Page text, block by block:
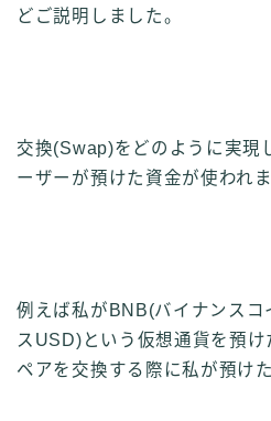
どご説明しました。
交換(Swap)をどのように実現
ーザーが預けた資金が使われま
例えば私がBNB(バイナンス
スUSD)という仮想通貨を預
ペアを交換する際に私が預け